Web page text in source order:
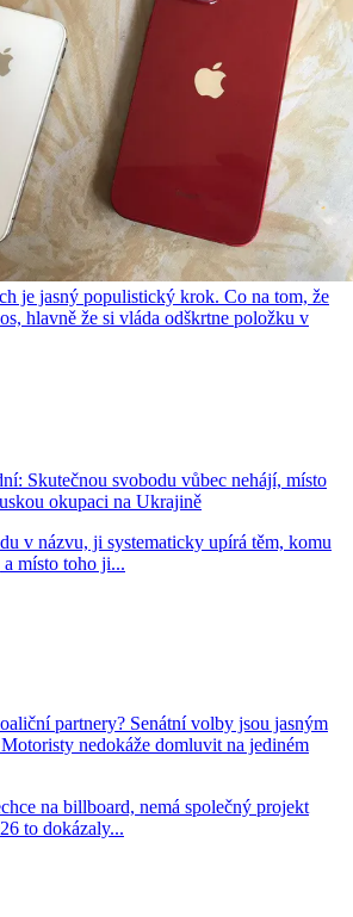
je jasný populistický krok. Co na tom, že
hlavně že si vláda odškrtne položku v
Skutečnou svobodu vůbec nehájí, místo
okupaci na Ukrajině
v názvu, ji systematicky upírá těm, komu
místo toho ji...
partnery? Senátní volby jsou jasným
nedokáže domluvit na jediném
na billboard, nemá společný projekt
to dokázaly...